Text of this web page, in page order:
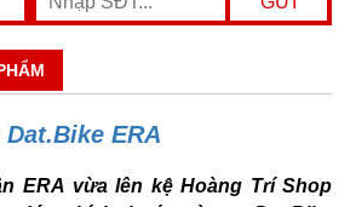
ERA
ERA vừa lên kệ Hoàng Trí Shop